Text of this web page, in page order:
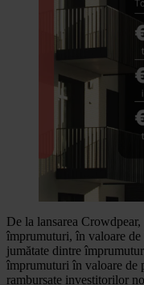
De la lansarea
împrumuturi, în valoare
jumătate dintre
împrumuturi în valoare de
rambursate investitorilor